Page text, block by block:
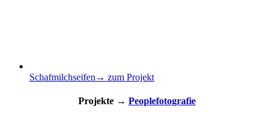
Schafmilchseifen → zum Projekt
Projekte → Peoplefotografie